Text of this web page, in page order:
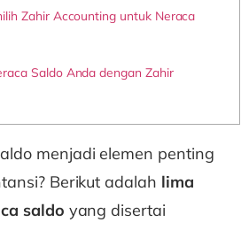
Zahir Accounting untuk Neraca
Saldo Anda dengan Zahir
menjadi elemen penting
Berikut adalah lima
saldo yang disertai